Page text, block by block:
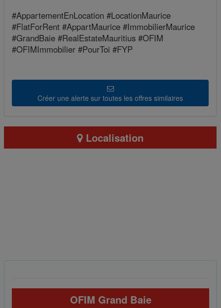
#AppartementEnLocation #LocationMaurice
#FlatForRent #AppartMaurice #ImmobilierMaurice
#GrandBaie #RealEstateMauritius #OFIM
#OFIMImmobilier #PourToi #FYP
Créer une alerte sur toutes les offres similaires
Localisation
OFIM Grand Baie